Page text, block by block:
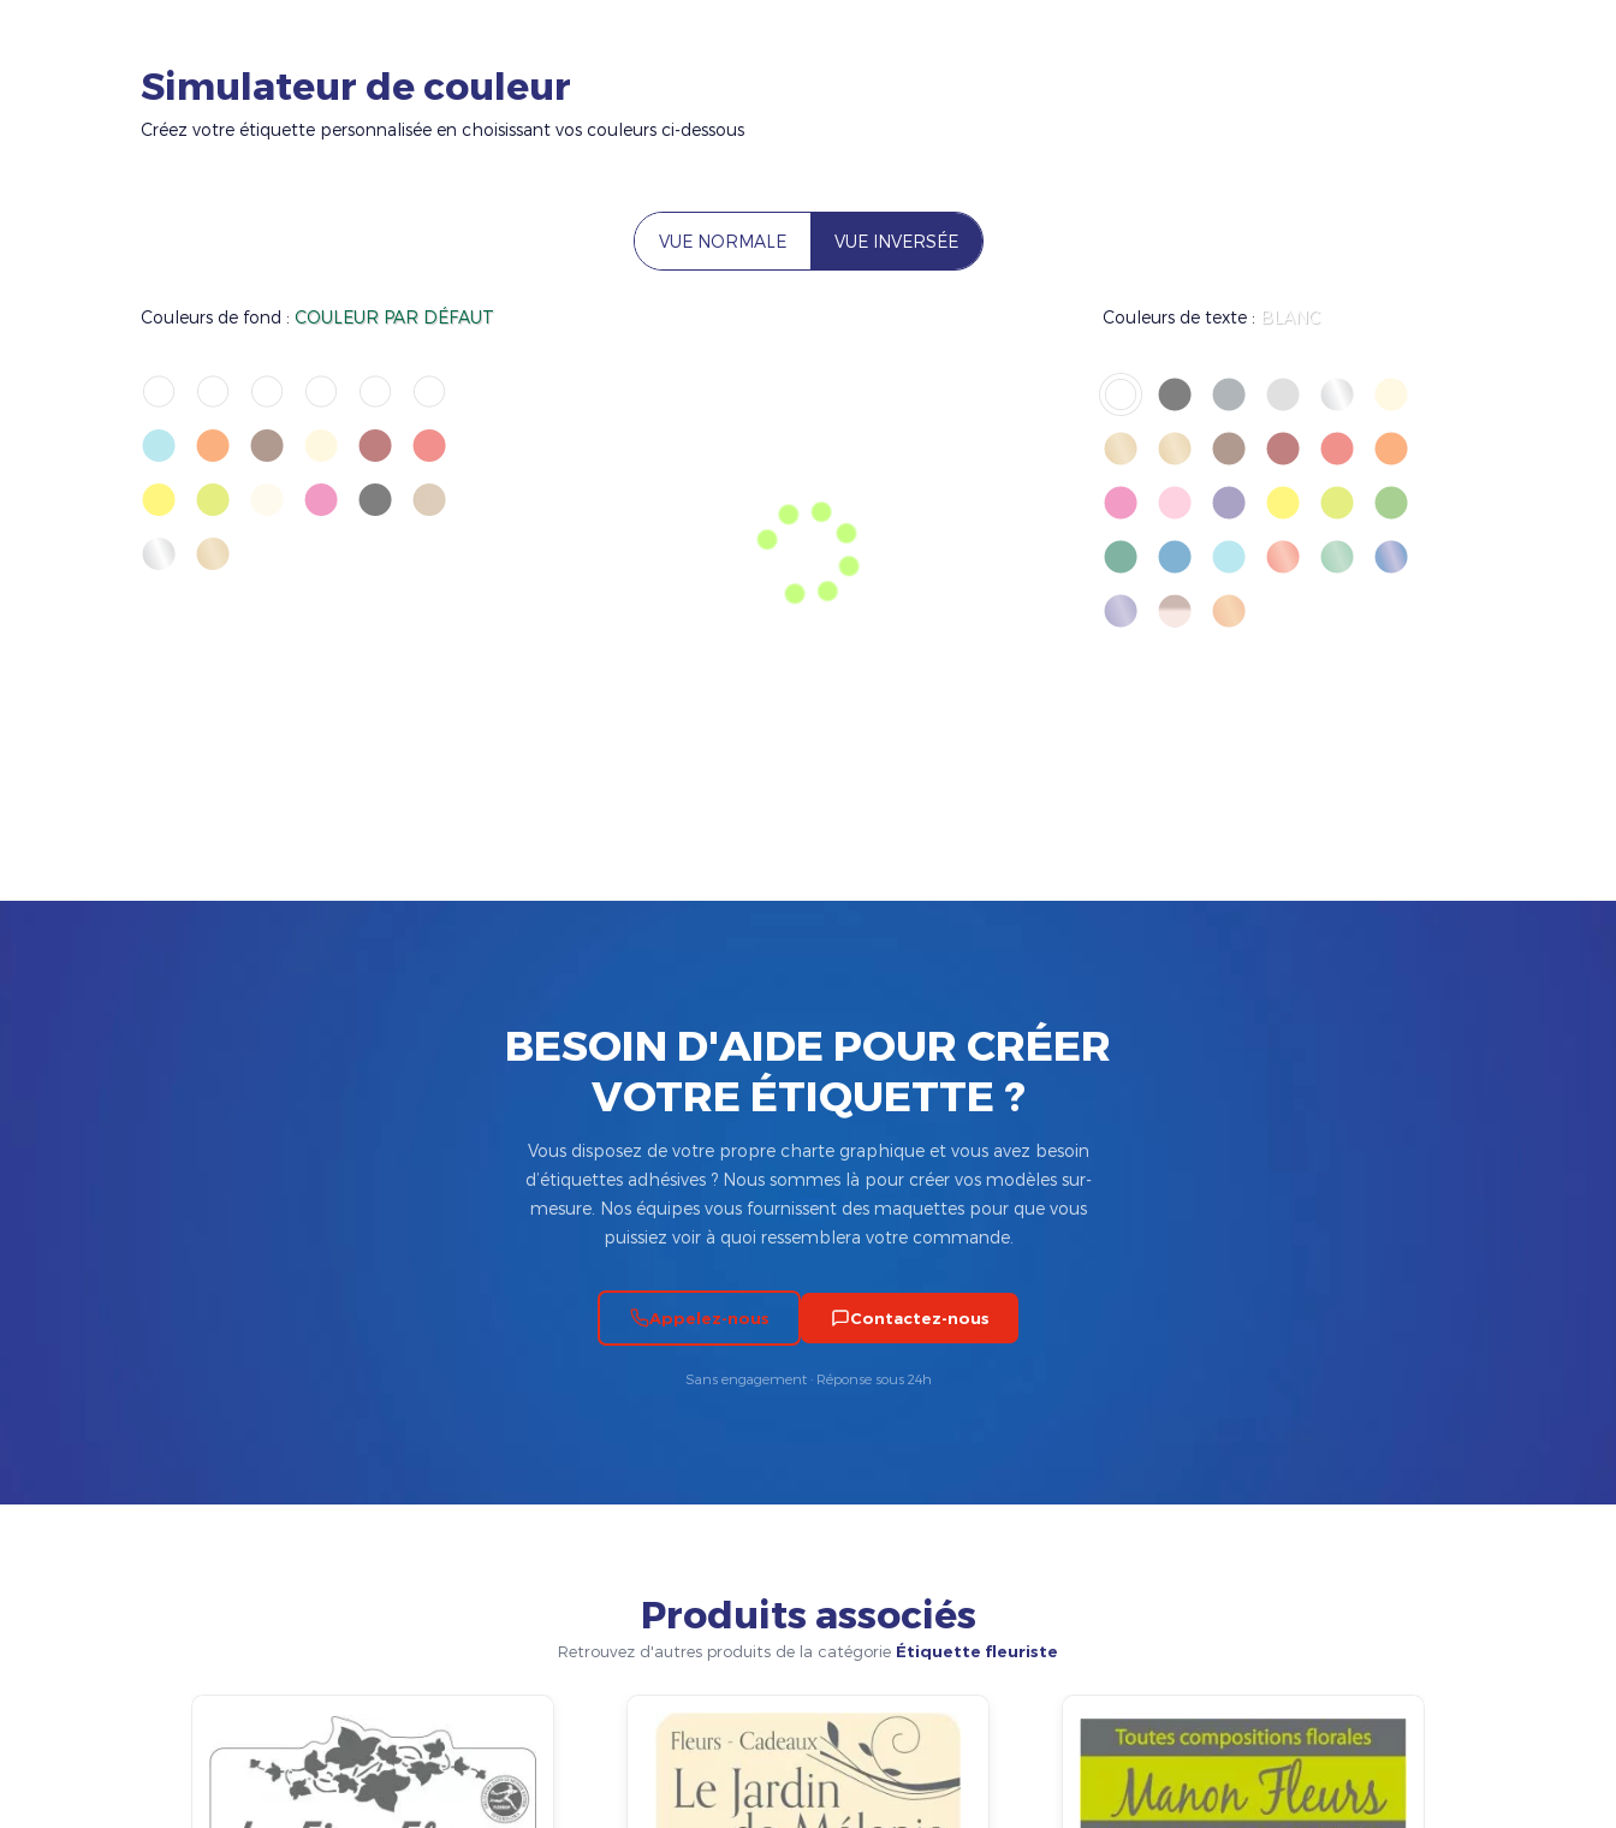
Simulateur de couleur
Créez votre étiquette personnalisée en choisissant vos couleurs ci-dessous
VUE NORMALE VUE INVERSÉE
Couleurs de fond : COULEUR PAR DÉFAUT Couleurs de texte : BLANC
BESOIN D'AIDE POUR CRÉER
VOTRE ÉTIQUETTE ?
Vous disposez de votre propre charte graphique et vous avez besoin
d’étiquettes adhésives ? Nous sommes là pour créer vos modèles sur-
mesure. Nos équipes vous fournissent des maquettes pour que vous
puissiez voir à quoi ressemblera votre commande.
Appelez-nous Contactez-nous
Sans engagement · Réponse sous 24h
Produits associés
Retrouvez d'autres produits de la catégorie Étiquette fleuriste